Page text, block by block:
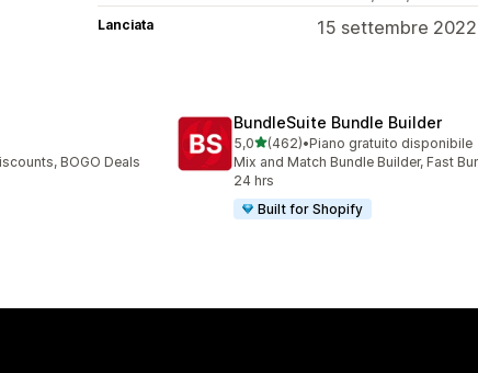
Lanciata 15 settembre 2022
BOGO Deals
BundleSuite Bundle Builder
5,0stelle su 5
(462)
462 recensioni totali
•Piano gratuito disponibile
Mix and Match Bundle Builder, Fast
24 hrs
Built for Shopify